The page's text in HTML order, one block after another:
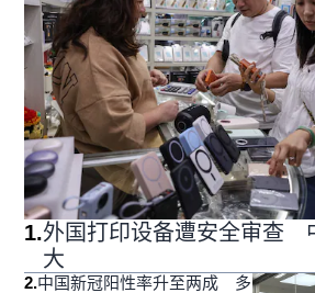
1.外国打印设备遭安全审查
大
2.中国新冠阳性率升至两成 多